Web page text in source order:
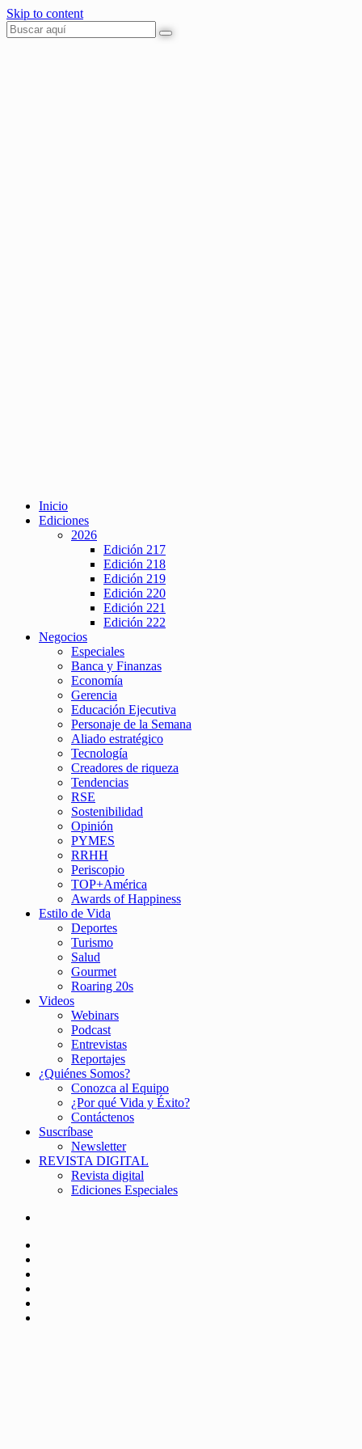
Skip to content
Inicio
Ediciones
2026
Edición 217
Edición 218
Edición 219
Edición 220
Edición 221
Edición 222
Negocios
Especiales
Banca y Finanzas
Economía
Gerencia
Educación Ejecutiva
Personaje de la Semana
Aliado estratégico
Tecnología
Creadores de riqueza
Tendencias
RSE
Sostenibilidad
Opinión
PYMES
RRHH
Periscopio
TOP+América
Awards of Happiness
Estilo de Vida
Deportes
Turismo
Salud
Gourmet
Roaring 20s
Videos
Webinars
Podcast
Entrevistas
Reportajes
¿Quiénes Somos?
Conozca al Equipo
¿Por qué Vida y Éxito?
Contáctenos
Suscríbase
Newsletter
REVISTA DIGITAL
Revista digital
Ediciones Especiales